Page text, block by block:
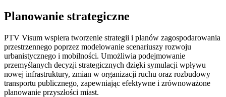
Planowanie strategiczne
PTV Visum wspiera tworzenie strategii i planów zagospodarowania
przestrzennego poprzez modelowanie scenariuszy rozwoju
urbanistycznego i mobilności. Umożliwia podejmowanie
przemyślanych decyzji strategicznych dzięki symulacji wpływu
nowej infrastruktury, zmian w organizacji ruchu oraz rozbudowy
transportu publicznego, zapewniając efektywne i zrównoważone
planowanie przyszłości miast.